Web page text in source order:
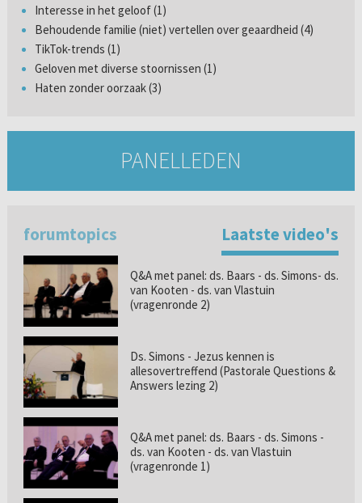
Interesse in het geloof (1)
Behoudende familie (niet) vertellen over geaardheid (4)
TikTok-trends (1)
Geloven met diverse stoornissen (1)
Haten zonder oorzaak (3)
PANELLEDEN
forumtopics Laatste video's
Q&A met panel: ds. Baars - ds. Simons- ds.
van Kooten - ds. van Vlastuin
(vragenronde 2)
Ds. Simons - Jezus kennen is
allesovertreffend (Pastorale Questions &
Answers lezing 2)
Q&A met panel: ds. Baars - ds. Simons -
ds. van Kooten - ds. van Vlastuin
(vragenronde 1)